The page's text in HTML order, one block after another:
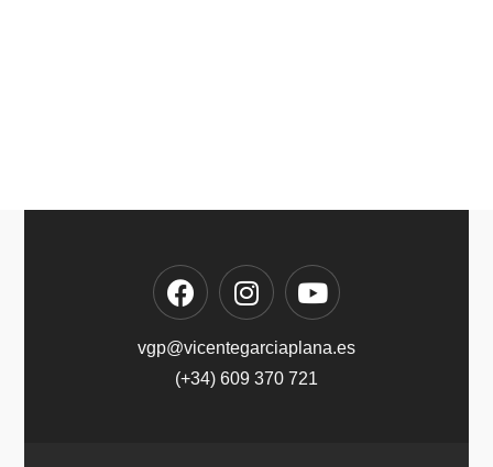
vgp@vicentegarciaplana.es
(+34) 609 370 721